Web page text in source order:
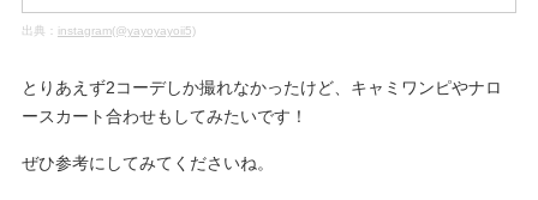
出典： instagram(@yayoyayoii5)
とりあえず2コーデしか撮れなかったけど、キャミワンピやナロ
ースカート合わせもしてみたいです！
ぜひ参考にしてみてくださいね。